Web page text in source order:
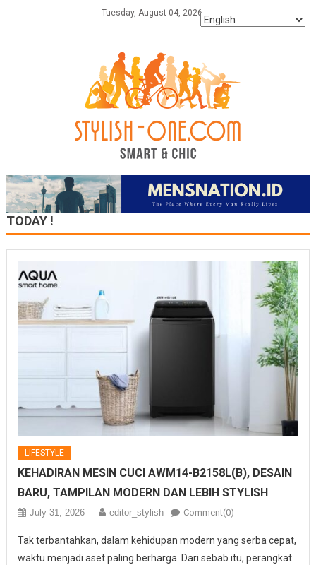
Tuesday, August 04, 2026
TODAY !
LIFESTYLE
KEHADIRAN MESIN CUCI AWM14-B2158L(B), DESAIN
BARU, TAMPILAN MODERN DAN LEBIH STYLISH
July 31, 2026 editor_stylish Comment(0)
Tak terbantahkan, dalam kehidupan modern yang serba cepat,
waktu menjadi aset paling berharga. Dari sebab itu, perangkat